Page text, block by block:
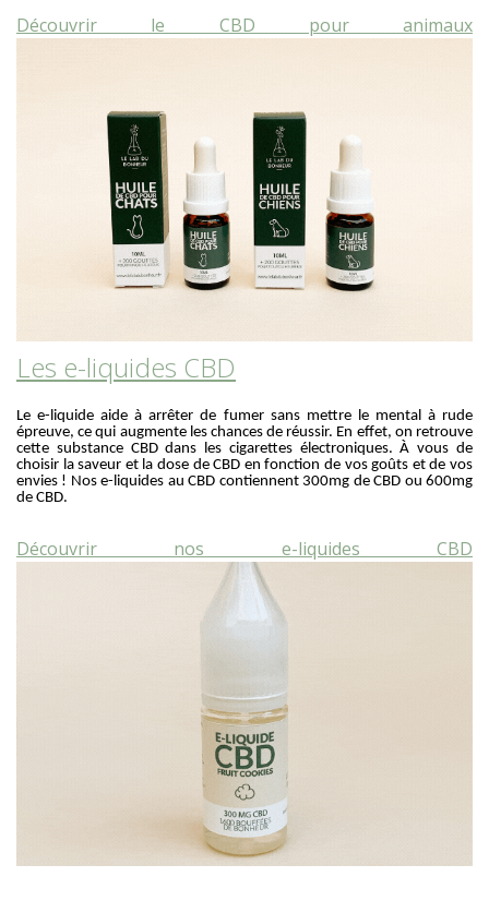
Découvrir le CBD pour animaux
Les e-liquides CBD
Le e-liquide aide à arrêter de fumer sans mettre le mental à rude
épreuve, ce qui augmente les chances de réussir. En effet, on retrouve
cette substance CBD dans les cigarettes électroniques. À vous de
choisir la saveur et la dose de CBD en fonction de vos goûts et de vos
envies ! Nos e-liquides au CBD contiennent 300mg de CBD ou 600mg
de CBD.
Découvrir nos e-liquides CBD